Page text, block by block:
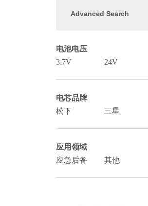
Advanced Search
电池电压
3.7V
24V
电芯品牌
松下
三星
应用领域
应急后备
其他